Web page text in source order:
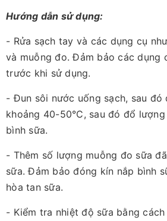
Hướng dẫn sử dụng:
- Rửa sạch tay và các dụng cụ
và muỗng đo. Đảm bảo các dụng
trước khi sử dụng.
- Đun sôi nước uống sạch, sau đó
khoảng 40-50°C, sau đó đổ
bình sữa.
- Thêm số lượng muỗng đo sữa
sữa. Đảm bảo đóng kín nắp bình
hòa tan sữa.
- Kiểm tra nhiệt độ sữa bằng